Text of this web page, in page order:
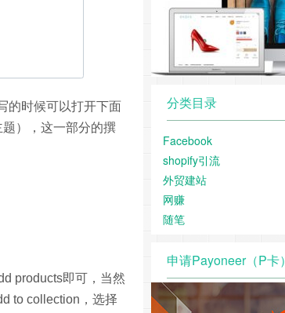
的时候可以打开下面
），这一部分的撰
products即可，当然
to collection，选择
分类目录
Facebook
shopify引流
外贸建站
网赚
随笔
申请Payoneer（P卡）